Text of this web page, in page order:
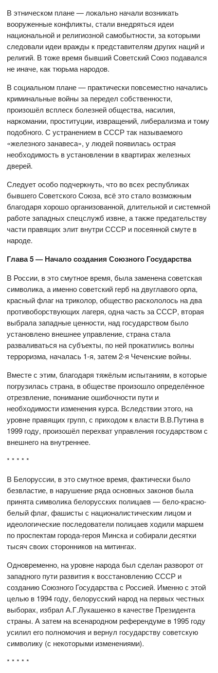
В этническом плане — локально начали возникать
вооруженные конфликты, стали внедряться идеи
национальной и религиозной самобытности, за которыми
следовали идеи вражды к представителям других наций и
религий. В тоже время бывший Советский Союз подавался
не иначе, как тюрьма народов.
В социальном плане — практически повсеместно начались
криминальные войны за передел собственности,
произошёл всплеск болезней общества, насилия,
наркомании, проституции, извращений, либерализма и тому
подобного. С устранением в СССР так называемого
«железного занавеса», у людей появилась острая
необходимость в установлении в квартирах железных
дверей.
Следует особо подчеркнуть, что во всех республиках
бывшего Советского Союза, всё это стало возможным
благодаря хорошо организованной, длительной и системной
работе западных спецслужб извне, а также предательству
части правящих элит внутри СССР и посеянной смуте в
народе.
Глава 5 — Начало создания Союзного Государства
В России, в это смутное время, была заменена советская
символика, а именно советский герб на двуглавого орла,
красный флаг на триколор, общество раскололось на два
противоборствующих лагеря, одна часть за СССР, вторая
выбрала западные ценности, над государством было
установлено внешнее управление, страна стала
разваливаться на субъекты, по ней прокатились волны
терроризма, началась 1-я, затем 2-я Чеченские войны.
Вместе с этим, благодаря тяжёлым испытаниям, в которые
погрузилась страна, в обществе произошло определённое
отрезвление, понимание ошибочности пути и
необходимости изменения курса. Вследствии этого, на
уровне правящих групп, с приходом к власти В.В.Путина в
1999 году, произошёл перехват управления государством с
внешнего на внутреннее.
* * * * *
В Белоруссии, в это смутное время, фактически было
безвластие, в нарушение ряда основных законов была
принята символика белорусских полицаев — бело-красно-
белый флаг, фашисты с националистическим лицом и
идеологические последователи полицаев ходили маршем
по проспектам города-героя Минска и собирали десятки
тысяч своих сторонников на митингах.
Одновременно, на уровне народа был сделан разворот от
западного пути развития к восстановлению СССР и
созданию Союзного Государства с Россией. Именно с этой
целью в 1994 году, белорусский народ на первых честных
выборах, избрал А.Г.Лукашенко в качестве Президента
страны. А затем на всенародном референдуме в 1995 году
усилил его полномочия и вернул государству советскую
символику (с некоторыми изменениями).
* * * * *